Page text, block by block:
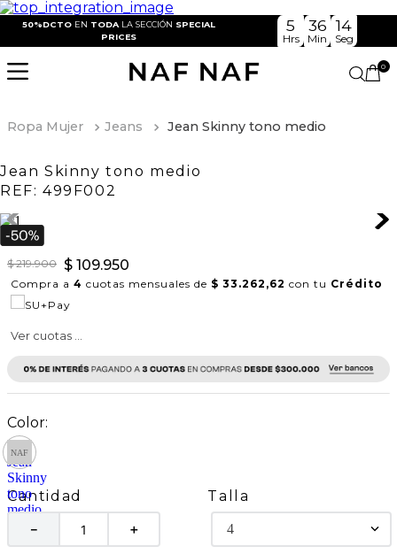
50%DCTO EN TODA LA SECCIÓN SPECIAL
PRICES
5
Hrs
36
Min
13
Seg
0
Ropa Mujer Jeans Jean Skinny tono medio
Jean Skinny tono medio
REF: 499F002
$ 219.900 $ 109.950
Compra a 4 cuotas mensuales de $ 33.262,62 con tu Crédito
Ver cuotas ...
Cantidad
＋
－
Talla
4